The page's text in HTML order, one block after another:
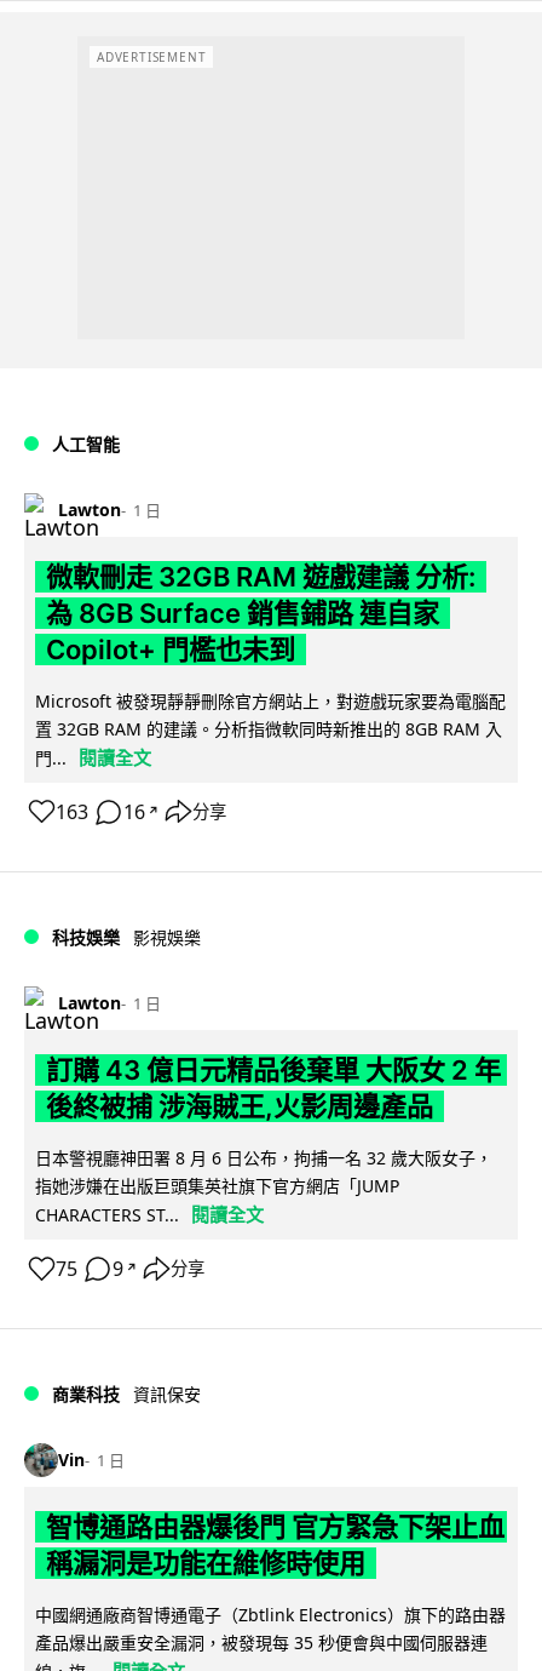
ADVERTISEMENT
人工智能
Lawton 1 日
微軟刪走 32GB RAM 遊戲建議 分析:
為 8GB Surface 銷售鋪路 連自家
Copilot+ 門檻也未到
Microsoft 被發現靜靜刪除官方網站上，對遊戲玩家要為電腦配
置 32GB RAM 的建議。分析指微軟同時新推出的 8GB RAM 入
門...
閱讀全文
163 16 ↗ 分享
科技娛樂 影視娛樂
Lawton 1 日
訂購 43 億日元精品後棄單 大阪女 2 年
後終被捕 涉海賊王,火影周邊產品
日本警視廳神田署 8 月 6 日公布，拘捕一名 32 歲大阪女子，
指她涉嫌在出版巨頭集英社旗下官方網店「JUMP
CHARACTERS ST...
閱讀全文
75 9 ↗ 分享
商業科技 資訊保安
Vin 1 日
智博通路由器爆後門 官方緊急下架止血
稱漏洞是功能在維修時使用
中國網通廠商智博通電子（Zbtlink Electronics）旗下的路由器
產品爆出嚴重安全漏洞，被發現每 35 秒便會與中國伺服器連